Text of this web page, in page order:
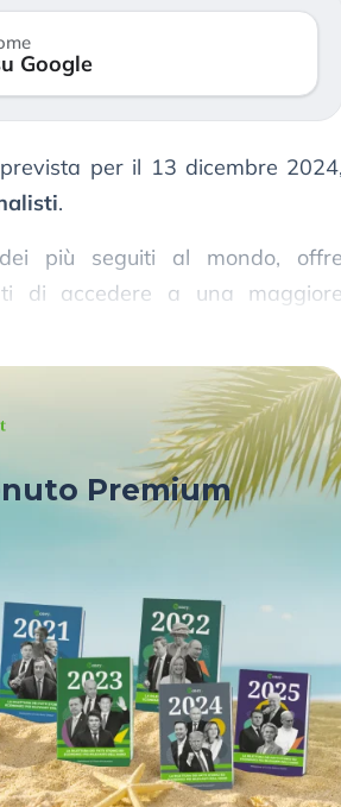
Google
per il 13 dicembre 2024,
.
dei più seguiti al mondo, offre
di accedere a una maggiore
Premium
30 luglio 2026